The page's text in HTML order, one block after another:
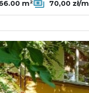
m² 70,00 zł/m